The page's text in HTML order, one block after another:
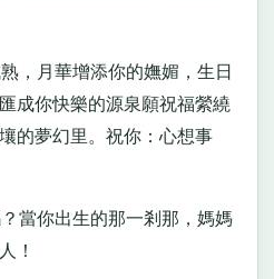
月華增添你的嫵媚，生日
成你快樂的源泉願祝福縈繞
的夢幻里。祝你：心想事
你出生的那一剎那，媽媽
！